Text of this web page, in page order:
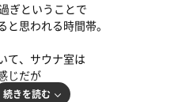
ぎということで
思われる時間帯。
て、サウナ室は
じだが
いた。
続きを読む